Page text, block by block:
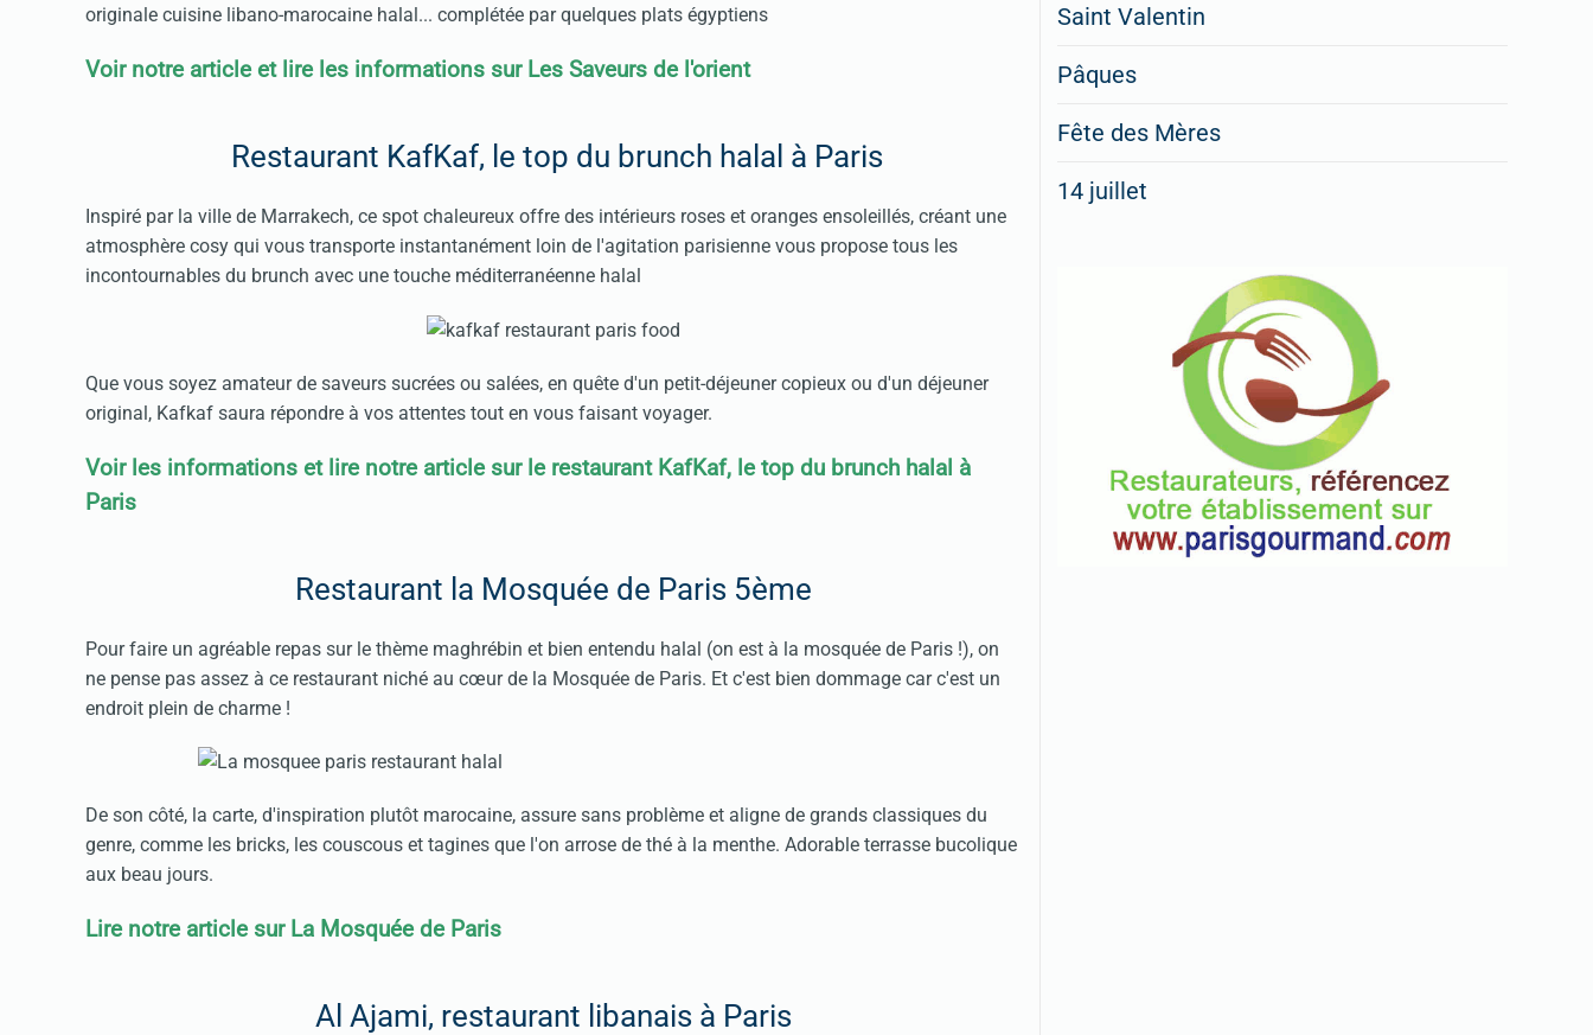
originale cuisine libano-marocaine halal... complétée par quelques plats égyptiens
Voir notre article et lire les informations sur Les Saveurs de l'orient
Restaurant KafKaf, le top du brunch halal à Paris
Inspiré par la ville de Marrakech, ce spot chaleureux offre des intérieurs roses et oranges ensoleillés, créant une
atmosphère cosy qui vous transporte instantanément loin de l'agitation parisienne vous propose tous les
incontournables du brunch avec une touche méditerranéenne halal
Que vous soyez amateur de saveurs sucrées ou salées, en quête d'un petit-déjeuner copieux ou d'un déjeuner
original, Kafkaf saura répondre à vos attentes tout en vous faisant voyager.
Voir les informations et lire notre article sur le restaurant KafKaf, le top du brunch halal à
Paris
Restaurant la Mosquée de Paris 5ème
Pour faire un agréable repas sur le thème maghrébin et bien entendu halal (on est à la mosquée de Paris !), on
ne pense pas assez à ce restaurant niché au cœur de la Mosquée de Paris. Et c'est bien dommage car c'est un
endroit plein de charme !
De son côté, la carte, d'inspiration plutôt marocaine, assure sans problème et aligne de grands classiques du
genre, comme les bricks, les couscous et tagines que l'on arrose de thé à la menthe. Adorable terrasse bucolique
aux beau jours.
Lire notre article sur La Mosquée de Paris
Al Ajami, restaurant libanais à Paris
Saint Valentin
Pâques
Fête des Mères
14 juillet